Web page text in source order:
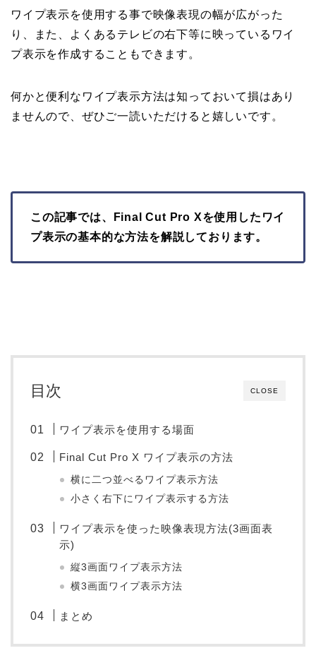
ワイプ表示を使用する事で映像表現の幅が広がった
り、また、よくあるテレビの右下等に映っているワイ
プ表示を作成することもできます。
何かと便利なワイプ表示方法は知っておいて損はあり
ませんので、ぜひご一読いただけると嬉しいです。
この記事では、Final Cut Pro Xを使用したワイ
プ表示の基本的な方法を解説しております。
CLOSE
目次
ワイプ表示を使用する場面
Final Cut Pro X ワイプ表示の方法
横に二つ並べるワイプ表示方法
小さく右下にワイプ表示する方法
ワイプ表示を使った映像表現方法(3画面表
示)
縦3画面ワイプ表示方法
横3画面ワイプ表示方法
まとめ